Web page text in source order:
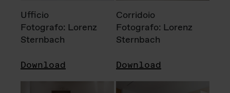
Ufficio
Fotografo: Lorenz
Sternbach
Download
Corridoio
Fotografo: Lorenz
Sternbach
Download